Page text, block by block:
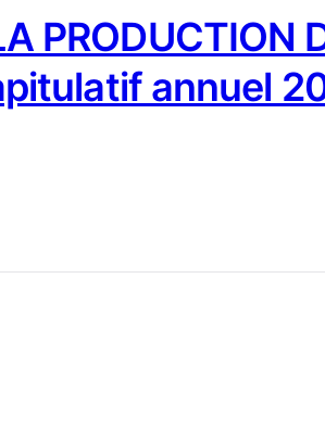
PRODUCTION
annuel